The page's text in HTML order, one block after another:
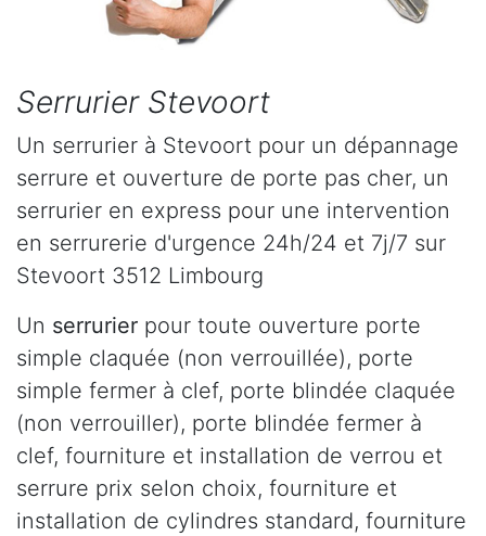
Serrurier Stevoort
Un serrurier à Stevoort pour un dépannage
serrure et ouverture de porte pas cher, un
serrurier en express pour une intervention
en serrurerie d'urgence 24h/24 et 7j/7 sur
Stevoort 3512 Limbourg
Un serrurier pour toute ouverture porte
simple claquée (non verrouillée), porte
simple fermer à clef, porte blindée claquée
(non verrouiller), porte blindée fermer à
clef, fourniture et installation de verrou et
serrure prix selon choix, fourniture et
installation de cylindres standard, fourniture